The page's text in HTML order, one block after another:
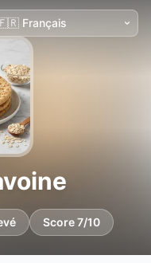
Score 7/10